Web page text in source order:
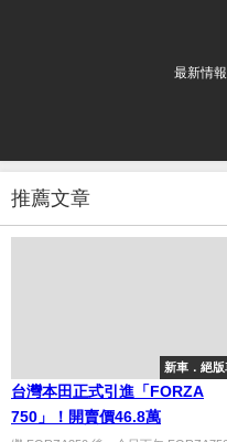
最新情
推薦文章
新車．絕版
台灣本田正式引進「FORZA
750」！開賣價46.8萬